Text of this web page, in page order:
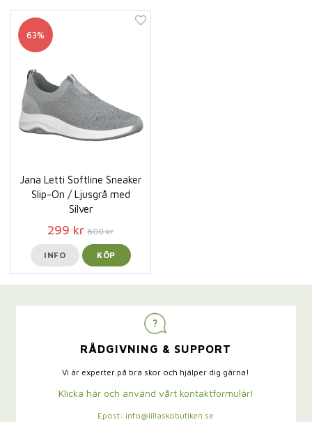
63%
Jana Letti Softline Sneaker
Slip-On / Ljusgrå med
Silver
299 kr 800 kr
INFO KÖP
RÅDGIVNING & SUPPORT
Vi är experter på bra skor och hjälper dig gärna!
Klicka här och använd vårt kontaktformulär!
Epost: info@lillaskobutiken.se